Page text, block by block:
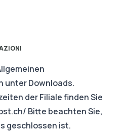
unter Downloads.
der Filiale finden Sie
Bitte beachten Sie,
geschlossen ist.